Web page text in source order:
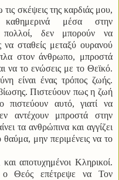
σκέψεις της καρδιάς μου,
μέσα στην
πολλοί, δεν μπορούν να
να σταθείς μεταξύ ουρανού
στον άνθρωπο, μπροστά
να το ενώσεις με το Θεϊκό.
είναι ένας τρόπος ζωής.
Πιστεύουν πως η ζωή
πιστεύουν αυτό, γιατί να
αντέχουν μπροστά στην
τα ανθρώπινα και αγγίζει
θαύμα, μην περιμένεις να το
αποτυχημένοι Κληρικοί.
Θεός επέτρεψε να Τον